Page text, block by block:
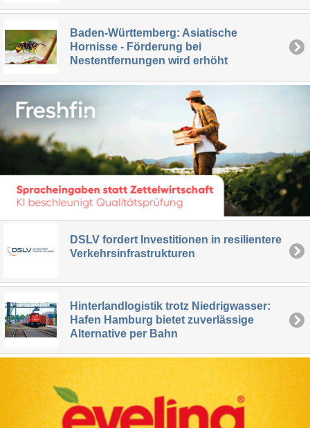
Baden-Württemberg: Asiatische
Hornisse - Förderung bei
Nestentfernungen wird erhöht
DSLV fordert Investitionen in resilientere
Verkehrsinfrastrukturen
Hinterlandlogistik trotz Niedrigwasser:
Hafen Hamburg bietet zuverlässige
Alternative per Bahn